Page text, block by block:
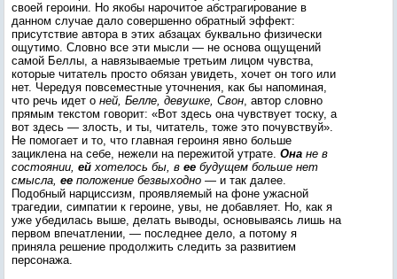
своей героини. Но якобы нарочитое абстрагирование в
данном случае дало совершенно обратный эффект:
присутствие автора в этих абзацах буквально физически
ощутимо. Словно все эти мысли — не основа ощущений
самой Беллы, а навязываемые третьим лицом чувства,
которые читатель просто обязан увидеть, хочет он того или
нет. Чередуя повсеместные уточнения, как бы напоминая,
что речь идет о ней, Белле, девушке, Свон, автор словно
прямым текстом говорит: «Вот здесь она чувствует тоску, а
вот здесь — злость, и ты, читатель, тоже это почувствуй».
Не помогает и то, что главная героиня явно больше
зациклена на себе, нежели на пережитой утрате. Она не в
состоянии, ей хотелось бы, в ее будущем больше нет
смысла, ее положение безвыходно — и так далее.
Подобный нарциссизм, проявляемый на фоне ужасной
трагедии, симпатии к героине, увы, не добавляет. Но, как я
уже убедилась выше, делать выводы, основываясь лишь на
первом впечатлении, — последнее дело, а потому я
приняла решение продолжить следить за развитием
персонажа.